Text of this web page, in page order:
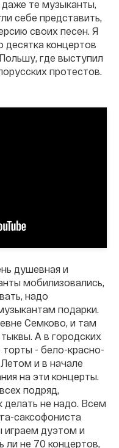
даже те музыканты,
себе представить,
своих песен. Я
десятка концертов
где выступил
протестов.
душевная и
мобилизовались,
надо
подарки.
Семково, и там
А в городских
- бело-красно-
и в начале
на эти концерты.
подряд,
не надо. Всем
саксофониста
играем дуэтом и
ли не 70 концертов,